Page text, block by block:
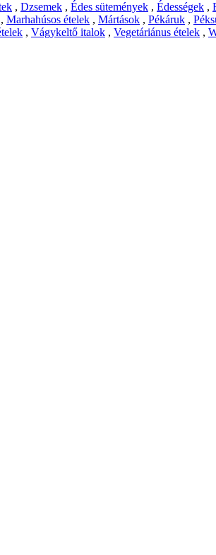
, Dzsemek , Édes sütemények , Édességek ,
, Marhahúsos ételek , Mártások , Pékáruk ,
, Vágykeltő italok , Vegetáriánus ételek ,